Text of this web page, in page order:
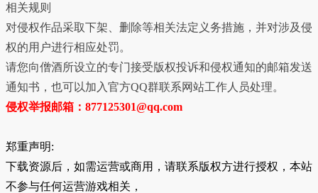
相关规则
对侵权作品采取下架、删除等相关法定义务措施，并对涉及侵
权的用户进行相应处罚。
请您向僧酒所设立的专门接受版权投诉和侵权通知的邮箱发送
通知书，也可以加入官方QQ群联系网站工作人员处理。
侵权举报邮箱：877125301@qq.com
郑重声明:
下载资源后，如需运营或商用，请联系版权方进行授权，本站
不参与任何运营游戏相关，